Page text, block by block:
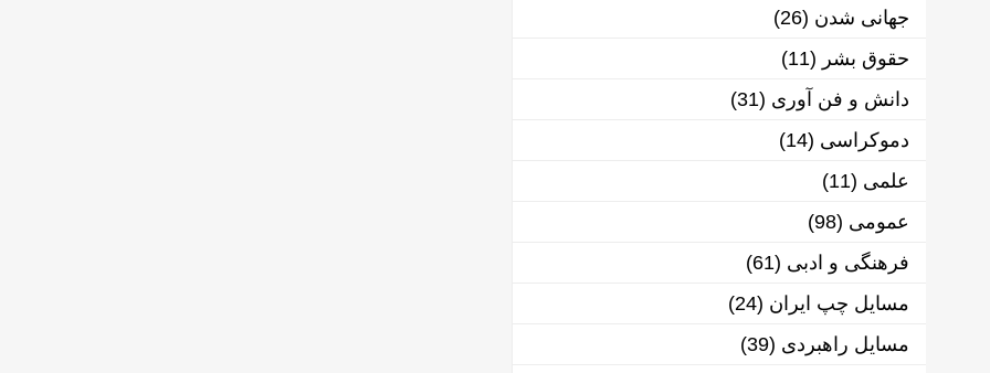
جهانی شدن (26)
حقوق بشر (11)
دانش و فن آوری (31)
دموکراسی (14)
علمی (11)
عمومی (98)
فرهنگی و ادبی (61)
مسایل چپ ایران (24)
مسایل راهبردی (39)